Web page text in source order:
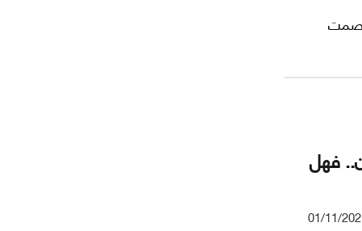
فهل
01/11/